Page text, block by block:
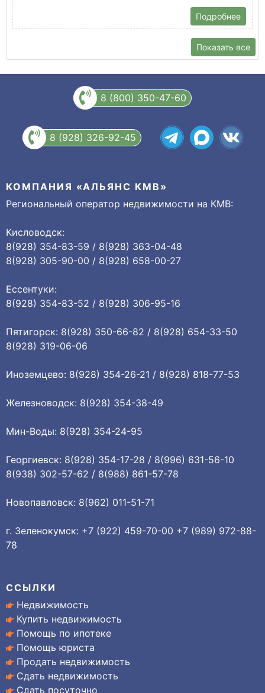
Подробнее
Показать все
8 (800) 350-47-60
8 (928) 326-92-45
КОМПАНИЯ «АЛЬЯНС КМВ»
Региональный оператор недвижимости на КМВ:
Кисловодск:
8(928) 354-83-59 / 8(928) 363-04-48
8(928) 305-90-00 / 8(928) 658-00-27
Ессентуки:
8(928) 354-83-52 / 8(928) 306-95-16
Пятигорск: 8(928) 350-66-82 / 8(928) 654-33-50
8(928) 319-06-06
Иноземцево: 8(928) 354-26-21 / 8(928) 818-77-53
Железноводск: 8(928) 354-38-49
Мин-Воды: 8(928) 354-24-95
Георгиевск: 8(928) 354-17-28 / 8(996) 631-56-10
8(938) 302-57-62 / 8(988) 861-57-78
Новопавловск: 8(962) 011-51-71
г. Зеленокумск: +7 (922) 459-70-00 +7 (989) 972-88-
78
ССЫЛКИ
Недвижимость
Купить недвижимость
Помощь по ипотеке
Помощь юриста
Продать недвижимость
Сдать недвижимость
Сдать посуточно